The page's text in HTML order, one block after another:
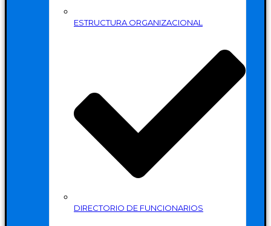
ESTRUCTURA ORGANIZACIONAL
DIRECTORIO DE FUNCIONARIOS